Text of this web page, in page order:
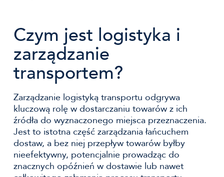
Czym jest logistyka i
zarządzanie
transportem?
Zarządzanie logistyką transportu odgrywa
kluczową rolę w dostarczaniu towarów z ich
źródła do wyznaczonego miejsca przeznaczenia.
Jest to istotna część zarządzania łańcuchem
dostaw, a bez niej przepływ towarów byłby
nieefektywny, potencjalnie prowadząc do
znacznych opóźnień w dostawie lub nawet